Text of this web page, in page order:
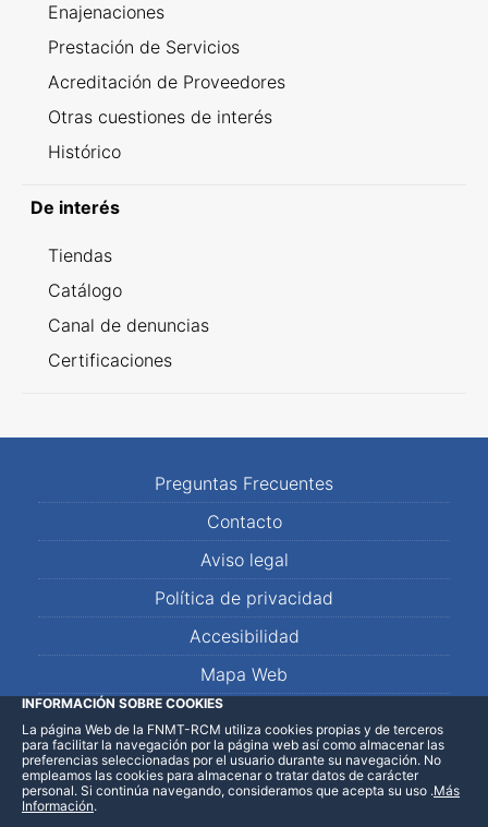
Enajenaciones
Prestación de Servicios
Acreditación de Proveedores
Otras cuestiones de interés
Histórico
De interés
Tiendas
Catálogo
Canal de denuncias
Certificaciones
Preguntas Frecuentes
Contacto
Aviso legal
Política de privacidad
Accesibilidad
Mapa Web
LinkedInFacebookWhatsApp
INFORMACIÓN SOBRE COOKIES
La página Web de la FNMT-RCM utiliza cookies propias y de terceros
para facilitar la navegación por la página web así como almacenar las
preferencias seleccionadas por el usuario durante su navegación. No
empleamos las cookies para almacenar o tratar datos de carácter
personal. Si continúa navegando, consideramos que acepta su uso .Más
Información.